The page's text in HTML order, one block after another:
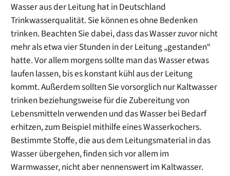
Wasser aus der Leitung hat in Deutschland
Trinkwasserqualität. Sie können es ohne Bedenken
trinken. Beachten Sie dabei, dass das Wasser zuvor nicht
mehr als etwa vier Stunden in der Leitung „gestanden“
hatte. Vor allem morgens sollte man das Wasser etwas
laufen lassen, bis es konstant kühl aus der Leitung
kommt. Außerdem sollten Sie vorsorglich nur Kaltwasser
trinken beziehungsweise für die Zubereitung von
Lebensmitteln verwenden und das Wasser bei Bedarf
erhitzen, zum Beispiel mithilfe eines Wasserkochers.
Bestimmte Stoffe, die aus dem Leitungsmaterial in das
Wasser übergehen, finden sich vor allem im
Warmwasser, nicht aber nennenswert im Kaltwasser.